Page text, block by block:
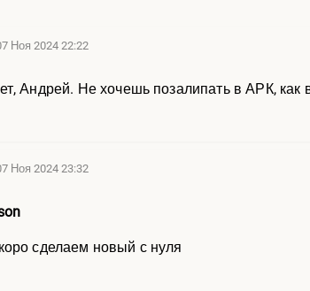
Ноя 2024 22:22
Андрей. Не хочешь позалипать в АРК,
Ноя 2024 23:32
сделаем новый с нуля